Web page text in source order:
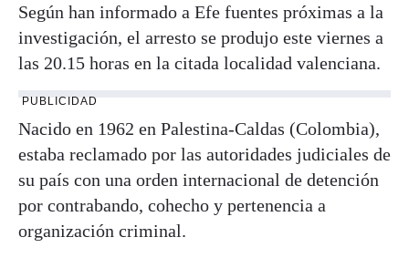
Según han informado a Efe fuentes próximas a la
investigación, el arresto se produjo este viernes a
las 20.15 horas en la citada localidad valenciana.
PUBLICIDAD
Nacido en 1962 en Palestina-Caldas (Colombia),
estaba reclamado por las autoridades judiciales de
su país con una orden internacional de detención
por contrabando, cohecho y pertenencia a
organización criminal.